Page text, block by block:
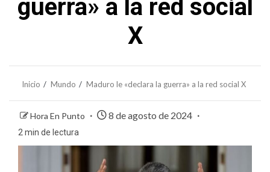
guerra» a la red social
X
Inicio Mundo Maduro le «declara la guerra» a la red social X
Hora En Punto 8 de agosto de 2024
2 min de lectura